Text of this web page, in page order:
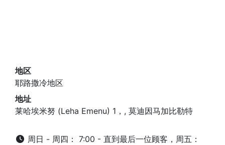
地区
耶路撒冷地区
地址
莱哈埃米努 (Leha Emenu) 1，, 莫迪因马加比勒特
周日 - 周四： 7:00 - 直到最后一位顾客，周五：